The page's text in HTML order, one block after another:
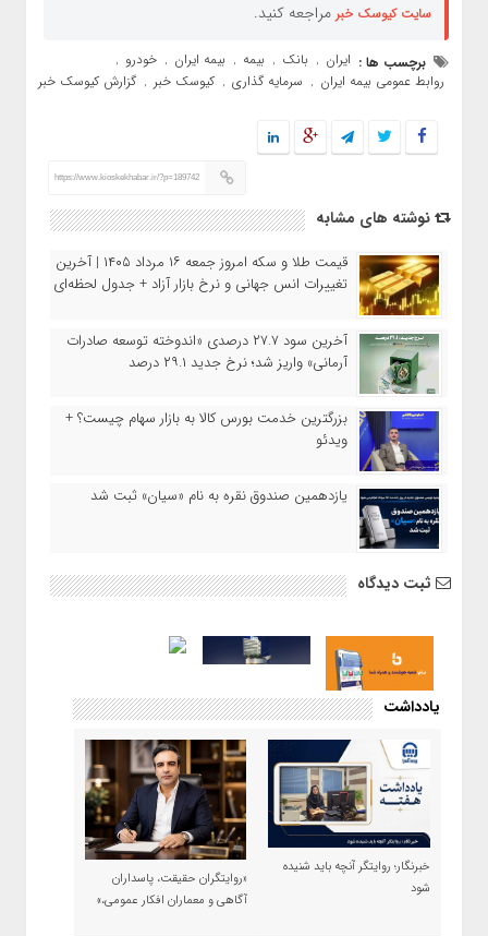
سایت کیوسک خبر مراجعه کنید.
برچسب ها : ایران , بانک , بیمه , بیمه ایران , خودرو ,
روابط عمومی بیمه ایران , سرمایه گذاری , کیوسک خبر , گزارش کیوسک خبر
https://www.kioskekhabar.ir/?p=189742
نوشته های مشابه
قیمت طلا و سکه امروز جمعه ۱۶ مرداد ۱۴۰۵ | آخرین
تغییرات انس جهانی و نرخ بازار آزاد + جدول لحظه‌ای
آخرین سود ۲۷.۷ درصدی «اندوخته توسعه صادرات
آرمانی» واریز شد؛ نرخ جدید ۲۹.۱ درصد
بزرگترین خدمت بورس کالا به بازار سهام چیست؟ +
ویدئو
یازدهمین صندوق نقره به نام «سیان» ثبت شد
ثبت دیدگاه
یادداشت
خبرنگار؛ روایتگر آنچه باید شنیده
شود
«روایتگران حقیقت، پاسداران
آگاهی و معماران افکار عمومی،»